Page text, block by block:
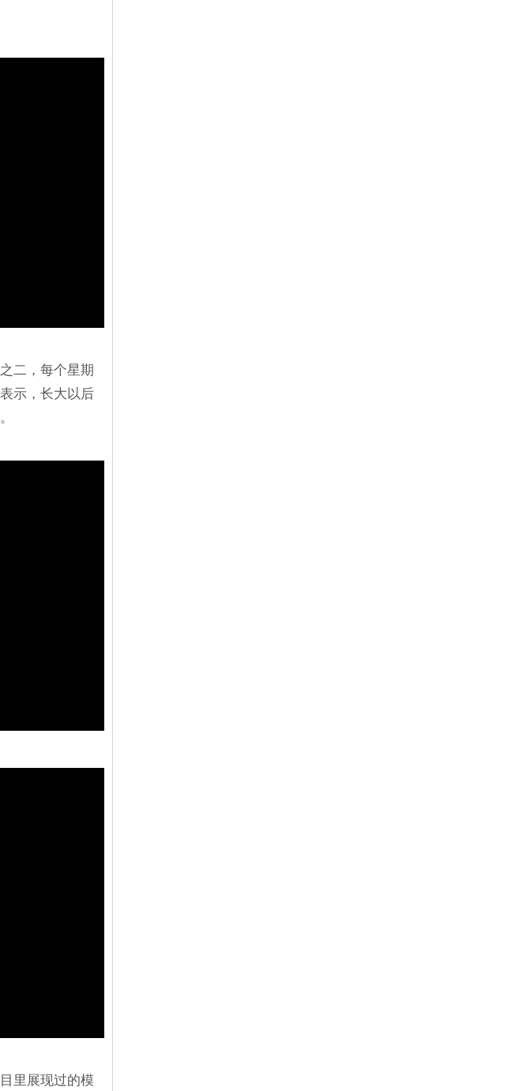
二，每个星期
示，长大以后
里展现过的模